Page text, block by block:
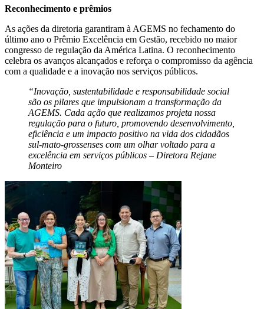
Reconhecimento e prêmios
As ações da diretoria garantiram à AGEMS no fechamento do
último ano o Prêmio Excelência em Gestão, recebido no maior
congresso de regulação da América Latina. O reconhecimento
celebra os avanços alcançados e reforça o compromisso da agência
com a qualidade e a inovação nos serviços públicos.
“Inovação, sustentabilidade e responsabilidade social
são os pilares que impulsionam a transformação da
AGEMS. Cada ação que realizamos projeta nossa
regulação para o futuro, promovendo desenvolvimento,
eficiência e um impacto positivo na vida dos cidadãos
sul-mato-grossenses com um olhar voltado para a
excelência em serviços públicos – Diretora Rejane
Monteiro